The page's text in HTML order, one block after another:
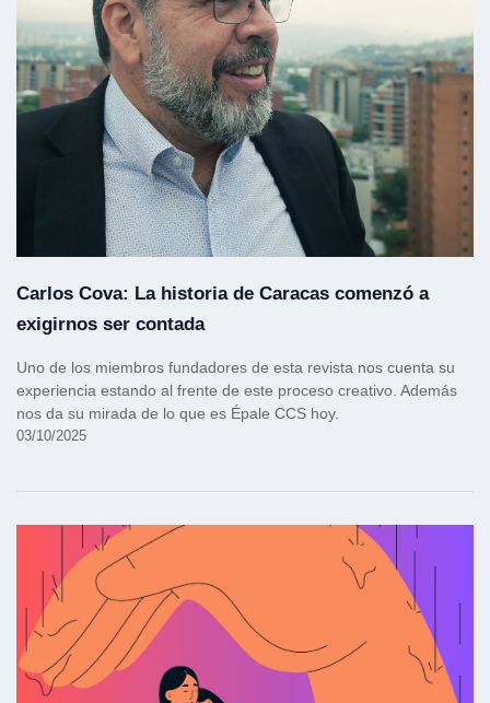
Carlos Cova: La historia de Caracas comenzó a
exigirnos ser contada
Uno de los miembros fundadores de esta revista nos cuenta su
experiencia estando al frente de este proceso creativo. Además
nos da su mirada de lo que es Épale CCS hoy.
03/10/2025